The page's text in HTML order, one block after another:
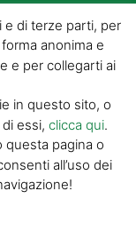
| P.IVA
LOC.
BY
e di terze parti, per
anonima e
e per collegarti ai
in questo sito, o
essi, clicca qui.
questa pagina o
all’uso dei